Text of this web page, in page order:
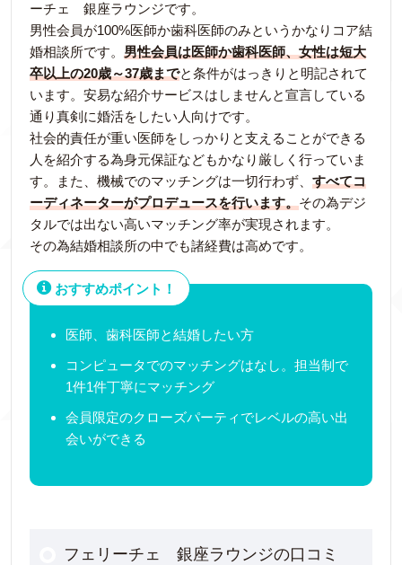
ーチェ 銀座ラウンジです。
男性会員が100%医師か歯科医師のみというかなりコア結
婚相談所です。 男性会員は医師か歯科医師、女性は短大
卒以上の20歳～37歳までと条件がはっきりと明記されて
います。安易な紹介サービスはしませんと宣言している
通り真剣に婚活をしたい人向けです。
社会的責任が重い医師をしっかりと支えることができる
人を紹介する為身元保証などもかなり厳しく行っていま
す。また、機械でのマッチングは一切行わず、 すべてコ
ーディネーターがプロデュースを行います。その為デジ
タルでは出ない高いマッチング率が実現されます。
その為結婚相談所の中でも諸経費は高めです。
おすすめポイント！
医師、歯科医師と結婚したい方
コンピュータでのマッチングはなし。担当制で
1件1件丁寧にマッチング
会員限定のクローズパーティでレベルの高い出
会いができる
フェリーチェ 銀座ラウンジの口コミ